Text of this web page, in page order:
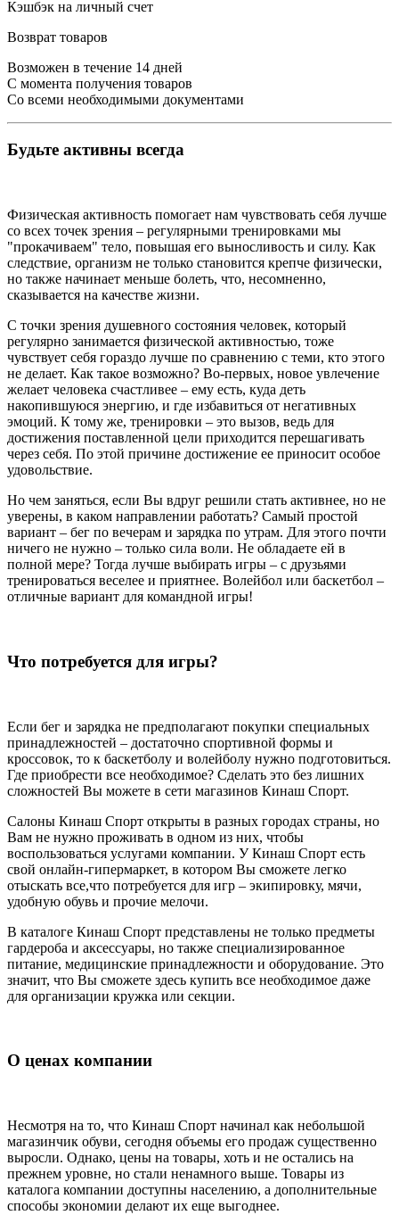
Кэшбэк на личный счет
Возврат товаров
Возможен в течение 14 дней
С момента получения товаров
Со всеми необходимыми документами
Будьте активны всегда
Физическая активность помогает нам чувствовать себя лучше
со всех точек зрения – регулярными тренировками мы
"прокачиваем" тело, повышая его выносливость и силу. Как
следствие, организм не только становится крепче физически,
но также начинает меньше болеть, что, несомненно,
сказывается на качестве жизни.
С точки зрения душевного состояния человек, который
регулярно занимается физической активностью, тоже
чувствует себя гораздо лучше по сравнению с теми, кто этого
не делает. Как такое возможно? Во-первых, новое увлечение
желает человека счастливее – ему есть, куда деть
накопившуюся энергию, и где избавиться от негативных
эмоций. К тому же, тренировки – это вызов, ведь для
достижения поставленной цели приходится перешагивать
через себя. По этой причине достижение ее приносит особое
удовольствие.
Но чем заняться, если Вы вдруг решили стать активнее, но не
уверены, в каком направлении работать? Самый простой
вариант – бег по вечерам и зарядка по утрам. Для этого почти
ничего не нужно – только сила воли. Не обладаете ей в
полной мере? Тогда лучше выбирать игры – с друзьями
тренироваться веселее и приятнее. Волейбол или баскетбол –
отличные вариант для командной игры!
Что потребуется для игры?
Если бег и зарядка не предполагают покупки специальных
принадлежностей – достаточно спортивной формы и
кроссовок, то к баскетболу и волейболу нужно подготовиться.
Где приобрести все необходимое? Сделать это без лишних
сложностей Вы можете в сети магазинов Кинаш Спорт.
Салоны Кинаш Спорт открыты в разных городах страны, но
Вам не нужно проживать в одном из них, чтобы
воспользоваться услугами компании. У Кинаш Спорт есть
свой онлайн-гипермаркет, в котором Вы сможете легко
отыскать все,что потребуется для игр – экипировку, мячи,
удобную обувь и прочие мелочи.
В каталоге Кинаш Спорт представлены не только предметы
гардероба и аксессуары, но также специализированное
питание, медицинские принадлежности и оборудование. Это
значит, что Вы сможете здесь купить все необходимое даже
для организации кружка или секции.
О ценах компании
Несмотря на то, что Кинаш Спорт начинал как небольшой
магазинчик обуви, сегодня объемы его продаж существенно
выросли. Однако, цены на товары, хоть и не остались на
прежнем уровне, но стали ненамного выше. Товары из
каталога компании доступны населению, а дополнительные
способы экономии делают их еще выгоднее.